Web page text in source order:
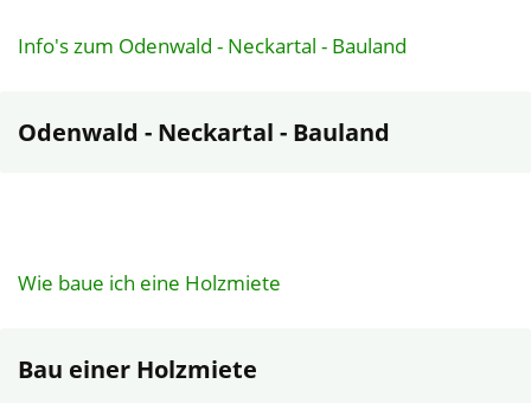
Info's zum Odenwald - Neckartal - Bauland
Odenwald - Neckartal - Bauland
Wie baue ich eine Holzmiete
Bau einer Holzmiete